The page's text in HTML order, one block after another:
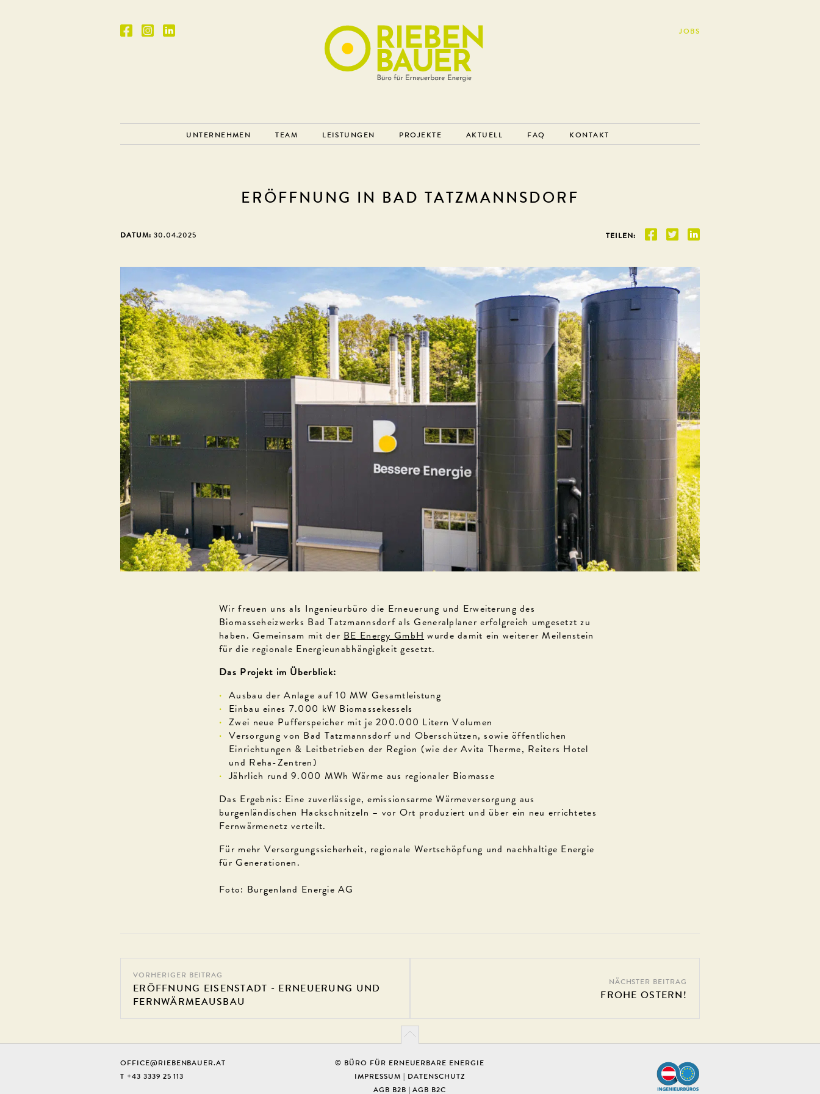
JOBS
UNTERNEHMEN TEAM LEISTUNGEN PROJEKTE AKTUELL FAQ KONTAKT
ERÖFFNUNG IN BAD TATZMANNSDORF
DATUM: 30.04.2025 TEILEN:
Wir freuen uns als Ingenieurbüro die Erneuerung und Erweiterung des
Biomasseheizwerks Bad Tatzmannsdorf als Generalplaner erfolgreich umgesetzt zu
haben. Gemeinsam mit der BE Energy GmbH wurde damit ein weiterer Meilenstein
für die regionale Energieunabhängigkeit gesetzt.
Das Projekt im Überblick:
Ausbau der Anlage auf 10 MW Gesamtleistung
Einbau eines 7.000 kW Biomassekessels
Zwei neue Pufferspeicher mit je 200.000 Litern Volumen
Versorgung von Bad Tatzmannsdorf und Oberschützen, sowie öffentlichen
Einrichtungen & Leitbetrieben der Region (wie der Avita Therme, Reiters Hotel
und Reha-Zentren)
Jährlich rund 9.000 MWh Wärme aus regionaler Biomasse
Das Ergebnis: Eine zuverlässige, emissionsarme Wärmeversorgung aus
burgenländischen Hackschnitzeln – vor Ort produziert und über ein neu errichtetes
Fernwärmenetz verteilt.
Für mehr Versorgungssicherheit, regionale Wertschöpfung und nachhaltige Energie
für Generationen.
Foto: Burgenland Energie AG
VORHERIGER BEITRAG
ERÖFFNUNG EISENSTADT - ERNEUERUNG UND
FERNWÄRMEAUSBAU
NÄCHSTER BEITRAG
FROHE OSTERN!
OFFICE@RIEBENBAUER.AT
T +43 3339 25 113
© BÜRO FÜR ERNEUERBARE ENERGIE
IMPRESSUM | DATENSCHUTZ
AGB B2B |AGB B2C